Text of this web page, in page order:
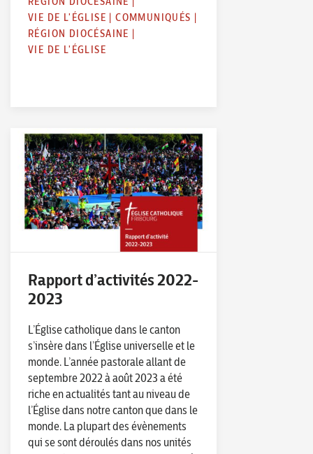
VIE DE L'ÉGLISE |COMMUNIQUÉS |
RÉGION DIOCÉSAINE |
VIE DE L'ÉGLISE
Rapport d’activités 2022-
2023
L’Église catholique dans le canton
s’insère dans l’Église universelle et le
monde. L’année pastorale allant de
septembre 2022 à août 2023 a été
riche en actualités tant au niveau de
l’Église dans notre canton que dans le
monde. La plupart des évènements
qui se sont déroulés dans nos unités